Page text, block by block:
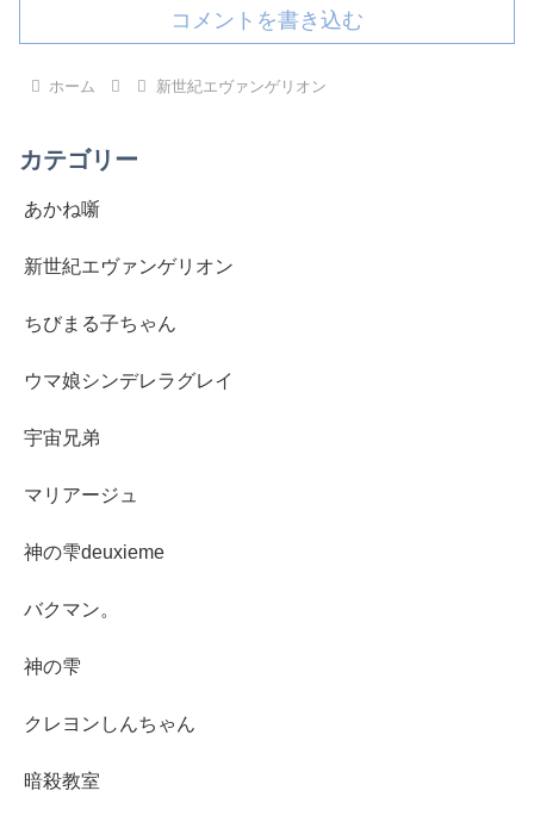
コメントを書き込む
ホーム 新世紀エヴァンゲリオン
カテゴリー
あかね噺
新世紀エヴァンゲリオン
ちびまる子ちゃん
ウマ娘シンデレラグレイ
宇宙兄弟
マリアージュ
神の雫deuxieme
バクマン。
神の雫
クレヨンしんちゃん
暗殺教室